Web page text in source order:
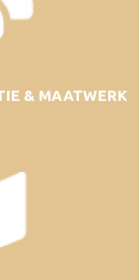
& MAATWERK